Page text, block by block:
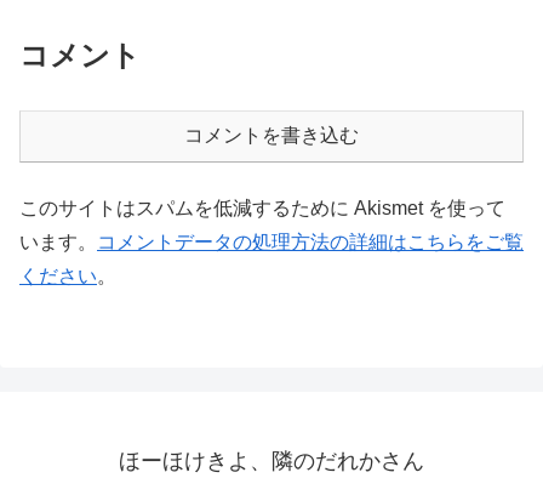
コメント
コメントを書き込む
このサイトはスパムを低減するために Akismet を使って
います。
コメントデータの処理方法の詳細はこちらをご覧
ください。
ほーほけきよ、隣のだれかさん